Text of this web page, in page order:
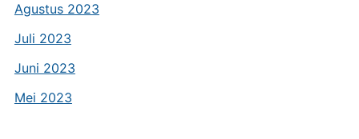
Agustus 2023
Juli 2023
Juni 2023
Mei 2023